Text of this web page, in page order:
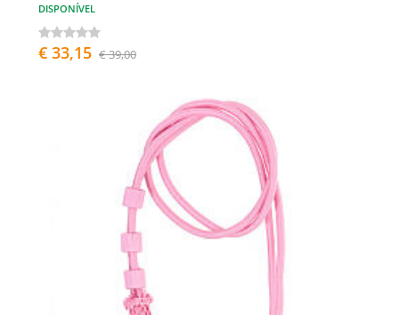
DISPONÍVEL
€ 33,15 € 39,00